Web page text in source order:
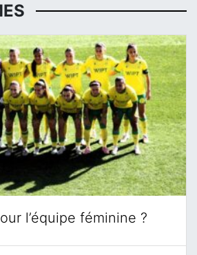
l’équipe féminine ?